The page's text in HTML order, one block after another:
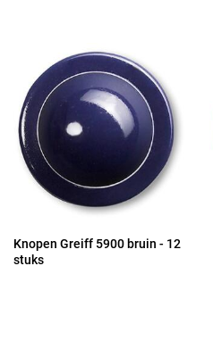
Knopen Greiff 5900 bruin - 12
stuks